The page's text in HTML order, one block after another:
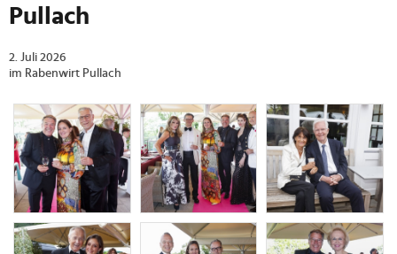
Pullach
2. Juli 2026
im Rabenwirt Pullach